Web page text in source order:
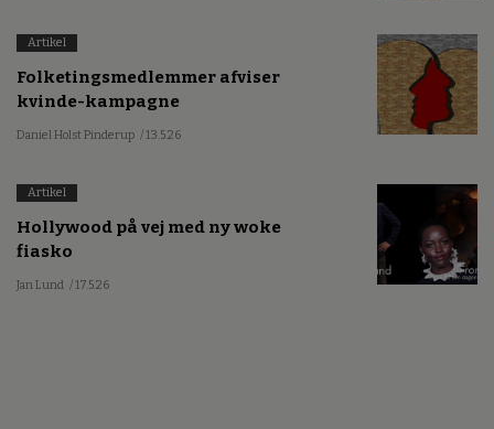
Artikel
Folketingsmedlemmer afviser
kvinde-kampagne
Daniel Holst Pinderup / 13.5.26
Artikel
Hollywood på vej med ny woke
fiasko
Jan Lund / 17.5.26